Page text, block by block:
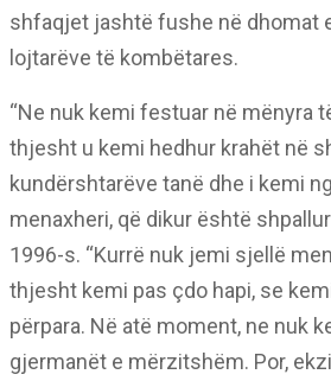
shfaqjet jashtë fushe në dhomat
lojtarëve të kombëtares.
“Ne nuk kemi festuar në mënyra
thjesht u kemi hedhur krahët në
kundërshtarëve tanë dhe i kemi
menaxheri, që dikur është
1996-s. “Kurrë nuk jemi sjellë
thjesht kemi pas çdo hapi, se
përpara. Në atë moment, ne nuk
gjermanët e mërzitshëm. Por,